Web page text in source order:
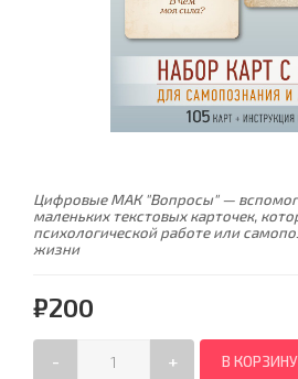
Цифровые МАК "Вопросы" —
маленьких текстовых карточек,
психологической работе или
жизни
₽200
- +